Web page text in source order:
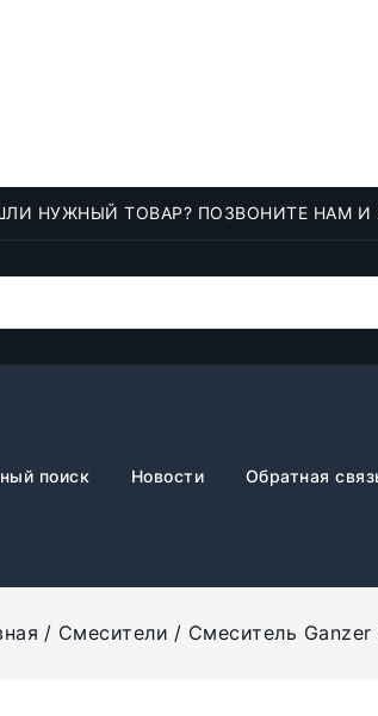
НУЖНЫЙ ТОВАР? ПОЗВОНИТЕ НАМ
поиск Новости Обратная
Смесители Смеситель Ganzer